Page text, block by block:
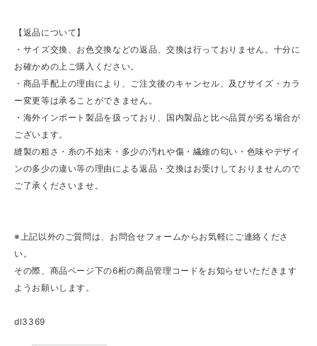
【返品について】
・サイズ交換、お色交換などの返品、交換は行っておりません。十分に
お確かめの上ご購入ください。
・商品手配上の理由により、ご注文後のキャンセル、及びサイズ・カラ
ー変更等は承ることができません。
・海外インポート製品を扱っており、国内製品と比べ品質が劣る場合が
ございます。
縫製の粗さ・糸の不始末・多少の汚れや傷・繊維の匂い・色味やデザイ
ンの多少の違い等の理由による返品・交換はお受けしておりませんので
ご了承くださいませ。
※上記以外のご質問は、お問合せフォームからお気軽にご連絡くださ
い。
その際、商品ページ下の6桁の商品管理コードをお知らせいただきます
ようお願いします。
dl3369